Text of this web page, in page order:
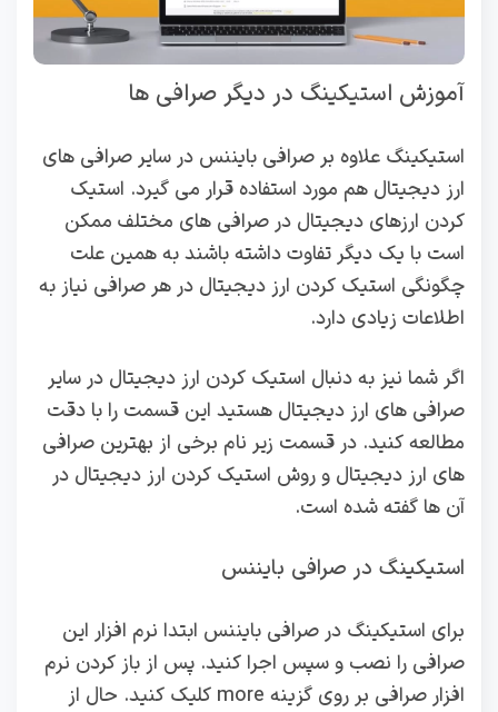
آموزش استیکینگ در دیگر صرافی ها
استیکینگ علاوه بر صرافی بایننس در سایر صرافی های
ارز دیجیتال هم مورد استفاده قرار می گیرد. استیک
کردن ارزهای دیجیتال در صرافی های مختلف ممکن
است با یک دیگر تفاوت داشته باشند به همین علت
چگونگی استیک کردن ارز دیجیتال در هر صرافی نیاز به
اطلاعات زیادی دارد.
اگر شما نیز به دنبال استیک کردن ارز دیجیتال در سایر
صرافی های ارز دیجیتال هستید این قسمت را با دقت
مطالعه کنید. در قسمت زیر نام برخی از بهترین صرافی
های ارز دیجیتال و روش استیک کردن ارز دیجیتال در
آن ها گفته شده است.
استیکینگ در صرافی بایننس
برای استیکینگ در صرافی بایننس ابتدا نرم افزار این
صرافی را نصب و سپس اجرا کنید. پس از باز کردن نرم
افزار صرافی بر روی گزینه more کلیک کنید. حال از